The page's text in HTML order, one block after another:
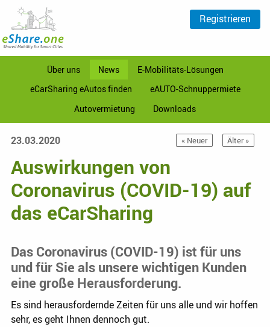
Über uns News
E-Mobilitäts-Lösungen
eCarSharing eAutos finden
eAUTO-Schnuppermiete
Autovermietung
Downloads
Registrieren
Älter »
« Neuer
23.03.2020
Auswirkungen von
Coronavirus (COVID-19) auf
das eCarSharing
Das Coronavirus (COVID-19) ist für uns
und für Sie als unsere wichtigen Kunden
eine große Herausforderung.
Es sind herausfordernde Zeiten für uns alle und wir hoffen
sehr, es geht Ihnen dennoch gut.